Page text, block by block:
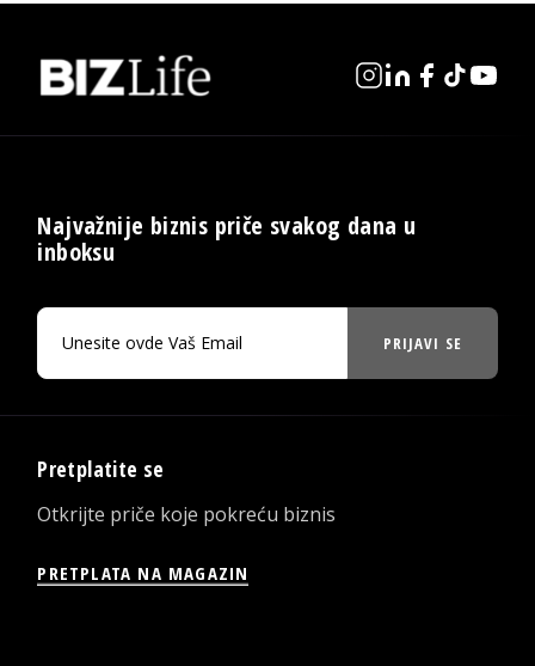
Najvažnije biznis priče svakog dana u
inboksu
PRIJAVI SE
Pretplatite se
Otkrijte priče koje pokreću biznis
PRETPLATA NA MAGAZIN